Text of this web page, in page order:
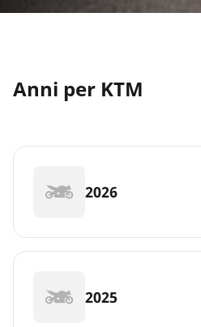
Anni per KTM
2026
2025